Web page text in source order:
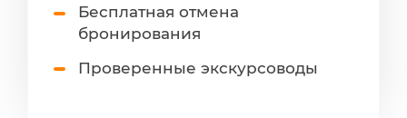
Бесплатная отмена
бронирования
Проверенные экскурсоводы